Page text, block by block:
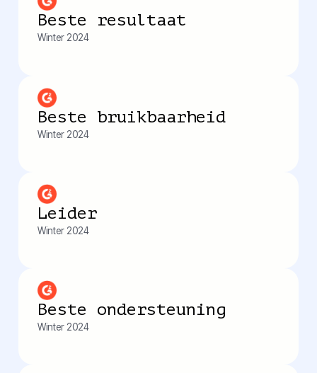
Beste resultaat
Winter 2024
Beste bruikbaarheid
Winter 2024
Leider
Winter 2024
Beste ondersteuning
Winter 2024